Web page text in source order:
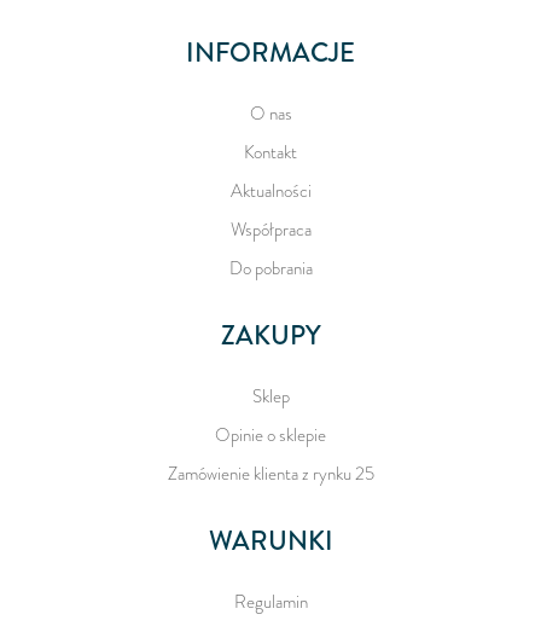
INFORMACJE
O nas
Kontakt
Aktualności
Współpraca
Do pobrania
ZAKUPY
Sklep
Opinie o sklepie
Zamówienie klienta z rynku 25
WARUNKI
Regulamin